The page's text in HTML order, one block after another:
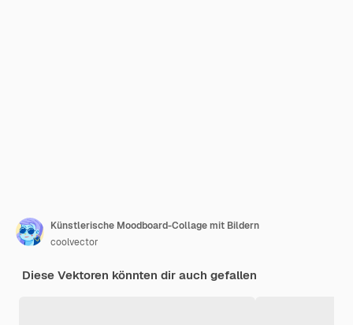
Künstlerische Moodboard-Collage mit Bildern
coolvector
Diese Vektoren könnten dir auch gefallen